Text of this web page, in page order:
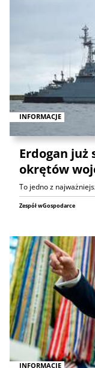
INFORMACJE
Erdogan już
okrętów
To jedno z
Zespół wGospodarce
INFORMACJE